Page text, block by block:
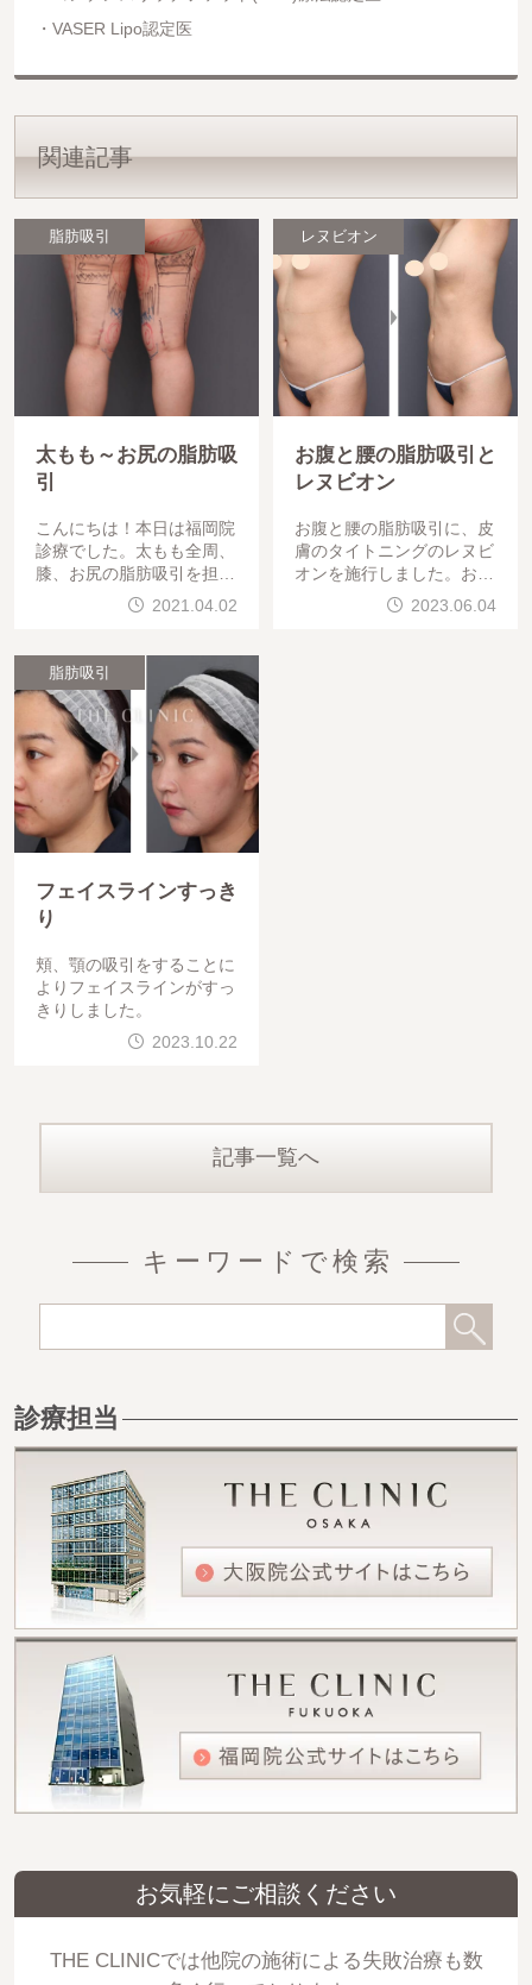
VASER Lipo認定医
関連記事
脂肪吸引
太もも～お尻の脂肪吸
引
こんにちは！本日は福岡院
診療でした。太もも全周、
膝、お尻の脂肪吸引を担当
しました！脚を細くしてお
尻を小さくしたいとご希望
2021.04.02
レヌビオン
お腹と腰の脂肪吸引と
レヌビオン
お腹と腰の脂肪吸引に、皮
膚のタイトニングのレヌビ
オンを施行しました。お腹
まわりが別人のように、タ
イトになりましたね。
2023.06.04
脂肪吸引
フェイスラインすっき
り
頬、顎の吸引をすることに
よりフェイスラインがすっ
きりしました。
2023.10.22
記事一覧へ
キーワードで検索
診療担当
お気軽にご相談ください
THE CLINICでは他院の施術による失敗治療も数